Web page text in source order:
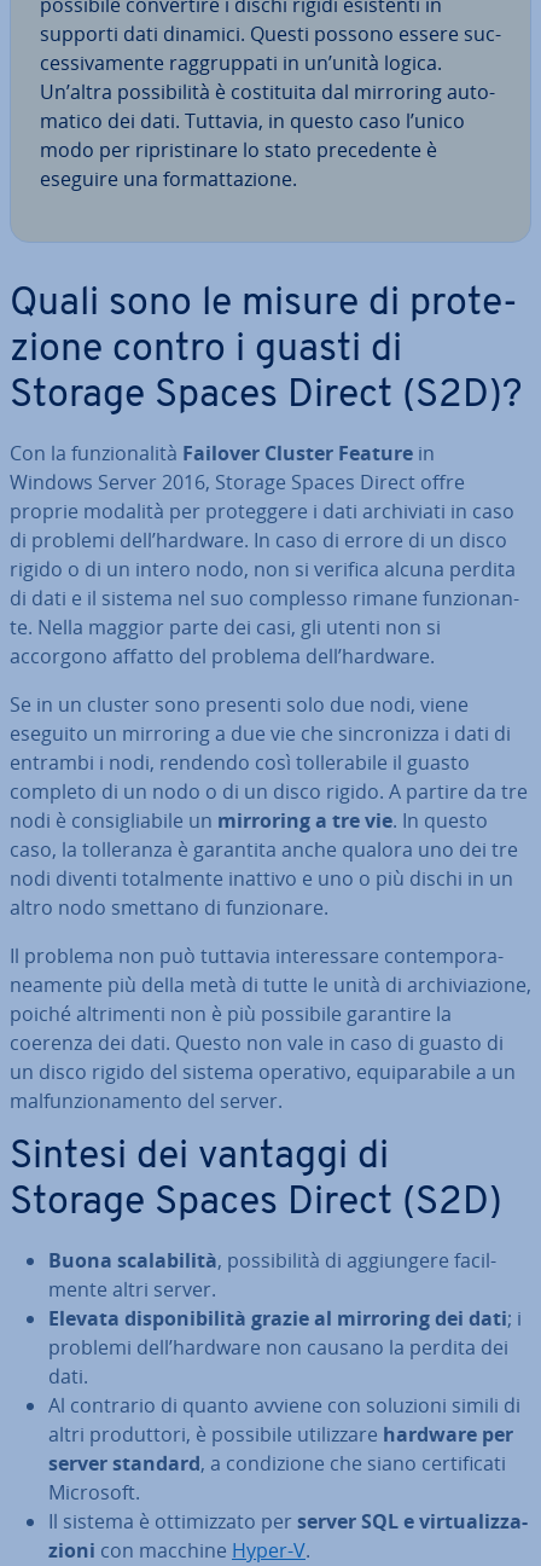
supporti dati dinamici. Questi possono essere suc­
ces­si­va­men­te rag­grup­pa­ti in un’unità logica.
Un’altra pos­si­bi­li­tà è co­sti­tui­ta dal mirroring au­to­
ma­ti­co dei dati. Tuttavia, in questo caso l’unico
modo per ri­pri­sti­na­re lo stato pre­ce­den­te è
eseguire una for­mat­ta­zio­ne.
Quali sono le misure di pro­te­
zio­ne contro i guasti di
Storage Spaces Direct (S2D)?
Con la fun­zio­na­li­tà Failover Cluster Feature in
Windows Server 2016, Storage Spaces Direct offre
proprie modalità per pro­teg­ge­re i dati ar­chi­via­ti in caso
di problemi dell’hardware. In caso di errore di un disco
rigido o di un intero nodo, non si verifica alcuna perdita
di dati e il sistema nel suo complesso rimane fun­zio­nan­
te. Nella maggior parte dei casi, gli utenti non si
accorgono affatto del problema dell’hardware.
Se in un cluster sono presenti solo due nodi, viene
eseguito un mirroring a due vie che sin­cro­niz­za i dati di
entrambi i nodi, rendendo così tol­le­ra­bi­le il guasto
completo di un nodo o di un disco rigido. A partire da tre
nodi è con­si­glia­bi­le un mirroring a tre vie. In questo
caso, la tol­le­ran­za è garantita anche qualora uno dei tre
nodi diventi to­tal­men­te inattivo e uno o più dischi in un
altro nodo smettano di fun­zio­na­re.
Il problema non può tuttavia in­te­res­sa­re con­tem­po­ra­
nea­men­te più della metà di tutte le unità di ar­chi­via­zio­ne,
poiché al­tri­men­ti non è più possibile garantire la
coerenza dei dati. Questo non vale in caso di guasto di
un disco rigido del sistema operativo, equi­pa­ra­bi­le a un
mal­fun­zio­na­men­to del server.
Sintesi dei vantaggi di
Storage Spaces Direct (S2D)
Buona sca­la­bi­li­tà, pos­si­bi­li­tà di ag­giun­ge­re fa­cil­
men­te altri server.
Elevata di­spo­ni­bi­li­tà grazie al mirroring dei dati; i
problemi dell’hardware non causano la perdita dei
dati.
Al contrario di quanto avviene con soluzioni simili di
altri pro­dut­to­ri, è possibile uti­liz­za­re hardware per
server standard, a con­di­zio­ne che siano cer­ti­fi­ca­ti
Microsoft.
Il sistema è ot­ti­miz­za­to per server SQL e vir­tua­liz­za­
zio­ni con macchine Hyper-V.